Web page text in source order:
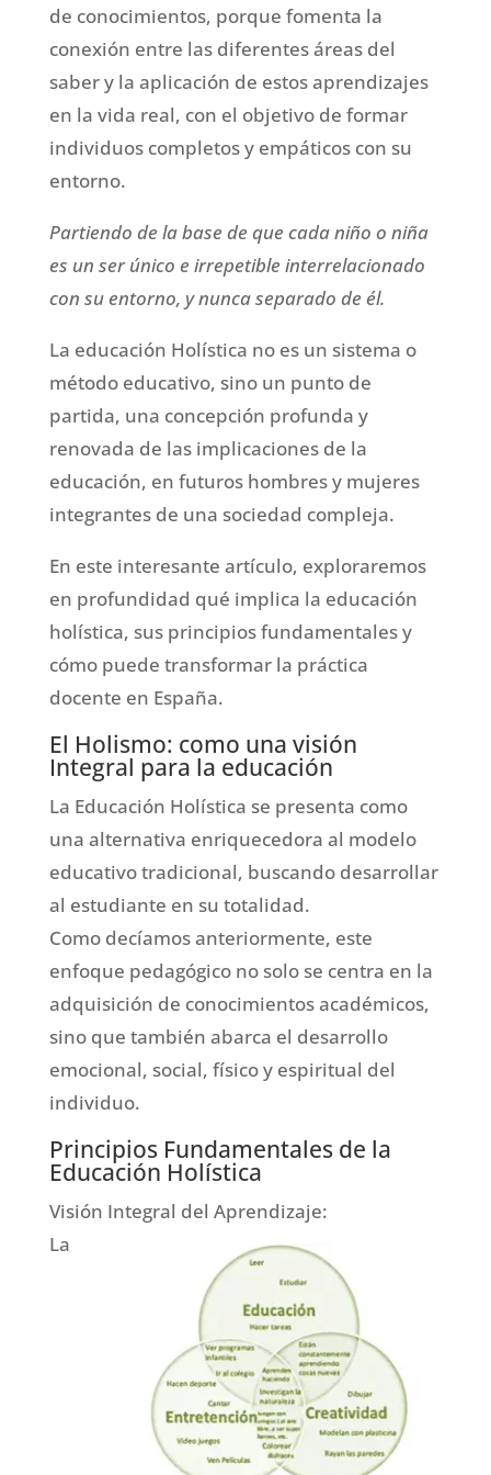
de conocimientos, porque fomenta la
conexión entre las diferentes áreas del
saber y la aplicación de estos aprendizajes
en la vida real, con el objetivo de formar
individuos completos y empáticos con su
entorno.
Partiendo de la base de que cada niño o niña
es un ser único e irrepetible interrelacionado
con su entorno, y nunca separado de él.
La educación Holística no es un sistema o
método educativo, sino un punto de
partida, una concepción profunda y
renovada de las implicaciones de la
educación, en futuros hombres y mujeres
integrantes de una sociedad compleja.
En este interesante artículo, exploraremos
en profundidad qué implica la educación
holística, sus principios fundamentales y
cómo puede transformar la práctica
docente en España.
El Holismo: como una visión
Integral para la educación
La Educación Holística se presenta como
una alternativa enriquecedora al modelo
educativo tradicional, buscando desarrollar
al estudiante en su totalidad.
Como decíamos anteriormente, este
enfoque pedagógico no solo se centra en la
adquisición de conocimientos académicos,
sino que también abarca el desarrollo
emocional, social, físico y espiritual del
individuo.
Principios Fundamentales de la
Educación Holística
Visión Integral del Aprendizaje:
La